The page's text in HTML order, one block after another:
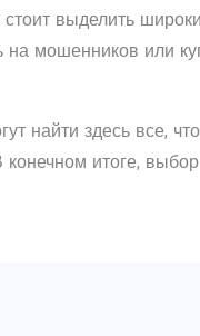
выделить
на мошенников или
найти здесь все,
итоге,